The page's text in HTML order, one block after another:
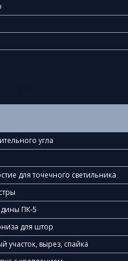
угла
для точечного светильника
ПК-5
для штор
участок, вырез, спайка